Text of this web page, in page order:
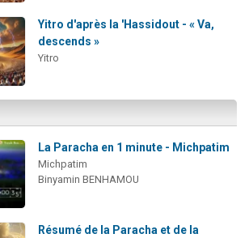
Yitro d'après la 'Hassidout - « Va,
descends »
Yitro
La Paracha en 1 minute - Michpatim
Michpatim
Binyamin BENHAMOU
Résumé de la Paracha et de la